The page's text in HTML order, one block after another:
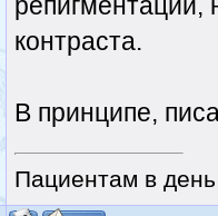
контраста.
В принципе,
Пациентам в